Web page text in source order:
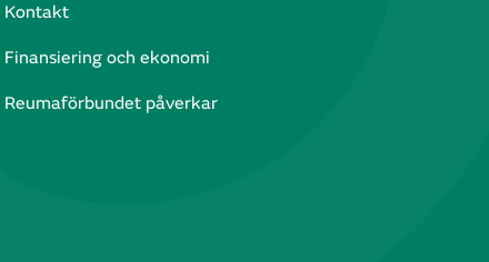
Kontakt
Finansiering och ekonomi
Reumaförbundet påverkar